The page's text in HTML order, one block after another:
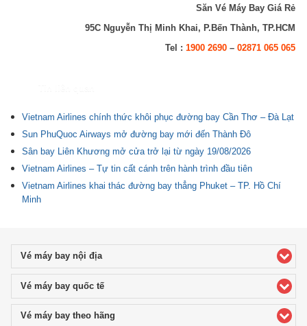
Săn Vé Máy Bay Giá Rẻ
95C Nguyễn Thị Minh Khai, P.Bến Thành, TP.HCM
Tel : 1900 2690– 02871 065 065
Vietnam Airlines chính thức khôi phục đường bay Cần Thơ – Đà Lạt
Sun PhuQuoc Airways mở đường bay mới đến Thành Đô
Sân bay Liên Khương mở cửa trở lại từ ngày 19/08/2026
Vietnam Airlines – Tự tin cất cánh trên hành trình đầu tiên
Vietnam Airlines khai thác đường bay thẳng Phuket – TP. Hồ Chí
Minh
Vé máy bay nội địaclick to expand contents
Vé máy bay quốc tếclick to expand contents
Vé máy bay theo hãng